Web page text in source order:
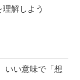
解しよう
いい意味で「想